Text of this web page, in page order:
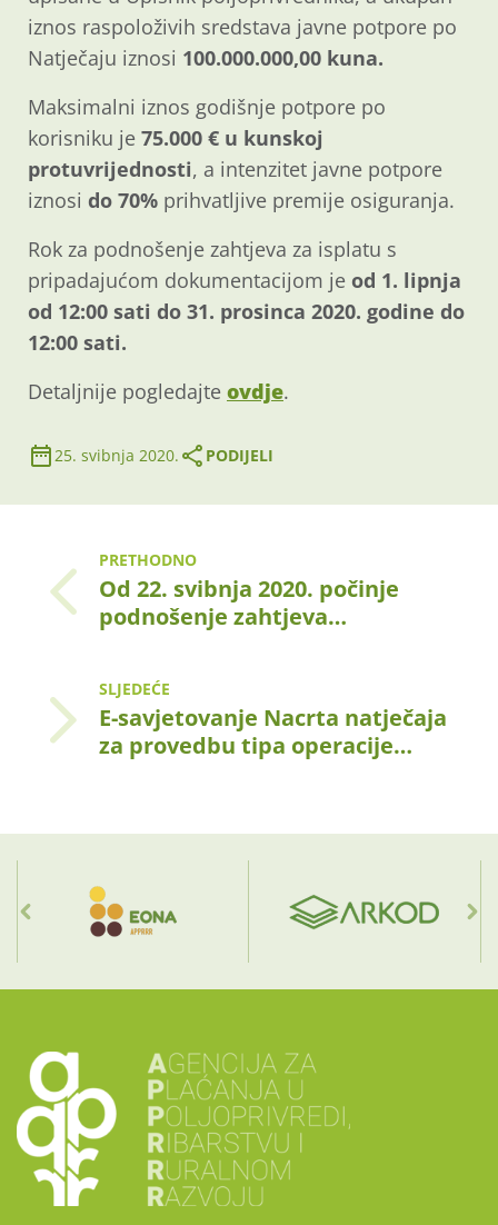
iznos raspoloživih sredstava javne potpore po
Natječaju iznosi 100.000.000,00 kuna.
Maksimalni iznos godišnje potpore po
korisniku je 75.000 € u kunskoj
protuvrijednosti, a intenzitet javne potpore
iznosi do 70% prihvatljive premije osiguranja.
Rok za podnošenje zahtjeva za isplatu s
pripadajućom dokumentacijom je od 1. lipnja
od 12:00 sati do 31. prosinca 2020. godine do
12:00 sati.
Detaljnije pogledajte ovdje.
25. svibnja 2020. PODIJELI
PRETHODNO
Od 22. svibnja 2020. počinje
podnošenje zahtjeva…
SLJEDEĆE
E-savjetovanje Nacrta natječaja
za provedbu tipa operacije…